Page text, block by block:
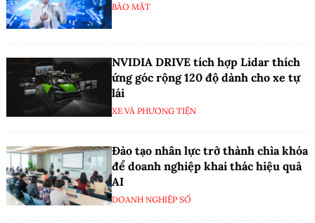
BẢO MẬT
NVIDIA DRIVE tích hợp Lidar thích
ứng góc rộng 120 độ dành cho xe tự
lái
XE VÀ PHƯƠNG TIỆN
Đào tạo nhân lực trở thành chìa khóa
để doanh nghiệp khai thác hiệu quả
AI
DOANH NGHIỆP SỐ